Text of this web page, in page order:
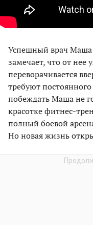
Успешный врач Маша
замечает, что от
переворачивается
требуют
побеждать Маша не
красотке фитнес-
полный боевой
Но новая жизнь